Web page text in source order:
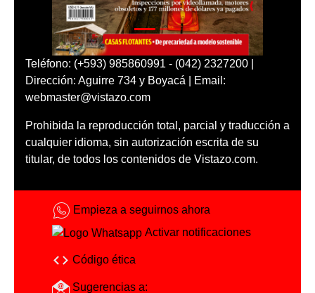
Teléfono: (+593) 985860991 - (042) 2327200 |
Dirección: Aguirre 734 y Boyacá | Email:
webmaster@vistazo.com
Prohibida la reproducción total, parcial y traducción a
cualquier idioma, sin autorización escrita de su
titular, de todos los contenidos de Vistazo.com.
Empieza a seguirnos ahora
Activar notificaciones
Código ética
Sugerencias a: